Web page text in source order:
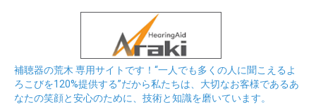
補聴器の荒木 専用サイトです！“一人でも多くの人に聞こえるよ
ろこびを120%提供する”だから私たちは、大切なお客様であるあ
なたの笑顔と安心のために、技術と知識を磨いています。